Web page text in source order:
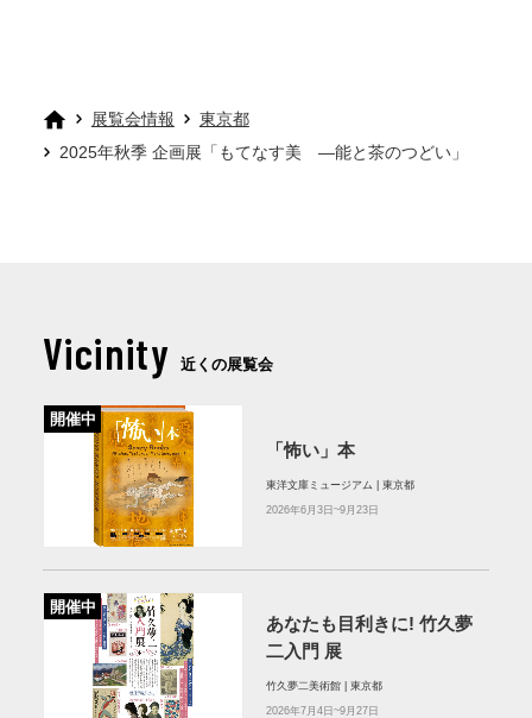
展覧会情報
東京都
2025年秋季 企画展「もてなす美 ―能と茶のつどい」
Vicinity 近くの展覧会
開催中
「怖い」本
東洋文庫ミュージアム | 東京都
2026年6月3日~9月23日
開催中
あなたも目利きに! 竹久夢
二入門 展
竹久夢二美術館 | 東京都
2026年7月4日~9月27日